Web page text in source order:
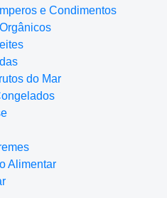
e Condimentos
do Mar
Alimentar